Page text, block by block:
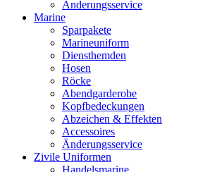
Änderungsservice
Marine
Sparpakete
Marineuniform
Diensthemden
Hosen
Röcke
Abendgarderobe
Kopfbedeckungen
Abzeichen & Effekten
Accessoires
Änderungsservice
Zivile Uniformen
Handelsmarine